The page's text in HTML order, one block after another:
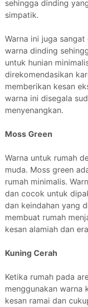
sehingga dinding
simpatik.
Warna ini juga
warna dinding
untuk hunian
direkomendasikan
memberikan kesan
warna ini disegala
menyenangkan.
Moss Green
Warna untuk rumah
muda. Moss green
rumah minimalis.
dan cocok untuk
dan keindahan yang
membuat rumah
kesan alamiah dan
Kuning Cerah
Ketika rumah pada
menggunakan warna
kesan ramai dan